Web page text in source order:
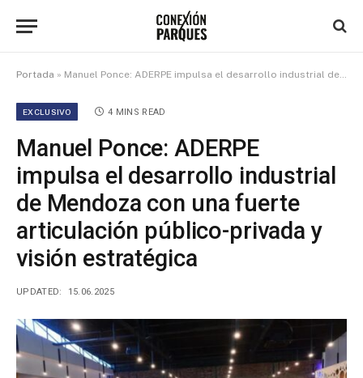
Portada » Manuel Ponce: ADERPE impulsa el desarrollo industrial de Mendoza con una fuerte articulación público-privada y visión estratégica
EXCLUSIVO 4 MINS READ
Manuel Ponce: ADERPE
impulsa el desarrollo industrial
de Mendoza con una fuerte
articulación público-privada y
visión estratégica
UPDATED: 15.06.2025